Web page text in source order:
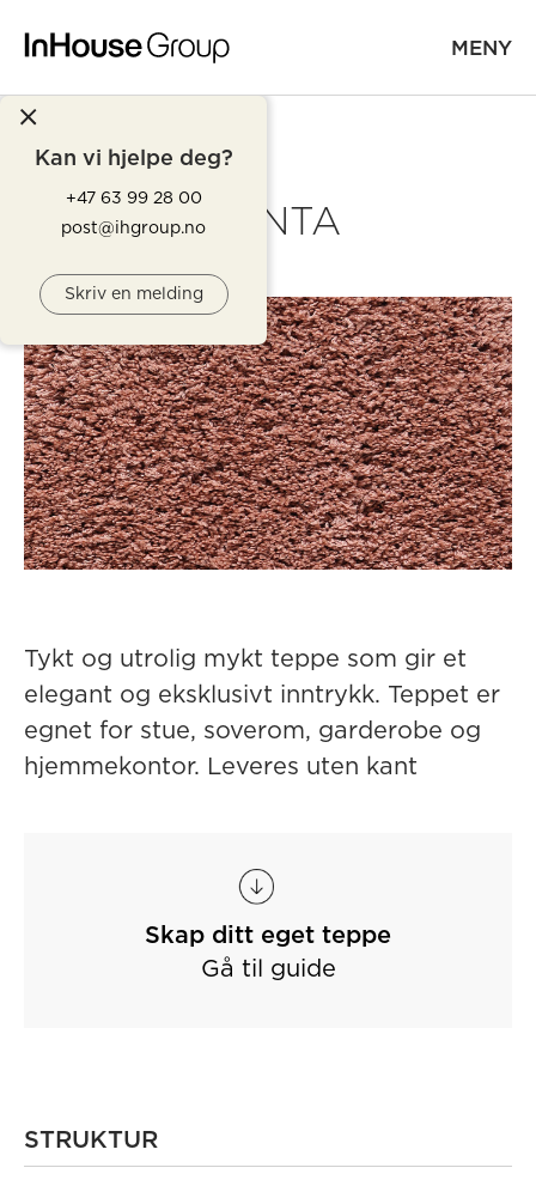
MENY
Kan vi hjelpe deg?
+47 63 99 28 00
post@ihgroup.no
Skriv en melding
MANTA
Tykt og utrolig mykt teppe som gir et
elegant og eksklusivt inntrykk. Teppet er
egnet for stue, soverom, garderobe og
hjemmekontor. Leveres uten kant
Skap ditt eget teppe
Gå til guide
STRUKTUR